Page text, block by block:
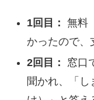
1回目： 無料
かったので、
2回目：
窓口
聞かれ、「し